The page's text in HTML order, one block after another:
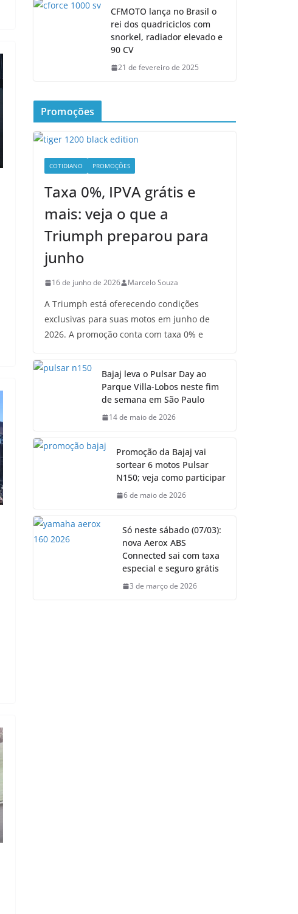
CFMOTO lança no Brasil o
rei dos quadriciclos com
snorkel, radiador elevado e
90 CV
21 de fevereiro de 2025
Promoções
COTIDIANO PROMOÇÕES
Taxa 0%, IPVA grátis e
mais: veja o que a
Triumph preparou para
junho
16 de junho de 2026 Marcelo Souza
A Triumph está oferecendo condições
exclusivas para suas motos em junho de
2026. A promoção conta com taxa 0% e
Bajaj leva o Pulsar Day ao
Parque Villa-Lobos neste fim
de semana em São Paulo
14 de maio de 2026
Promoção da Bajaj vai
sortear 6 motos Pulsar
N150; veja como participar
6 de maio de 2026
Só neste sábado (07/03):
nova Aerox ABS
Connected sai com taxa
especial e seguro grátis
3 de março de 2026